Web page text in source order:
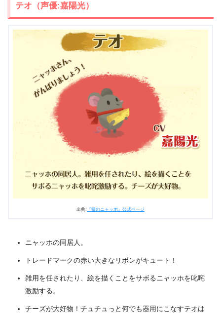
テオ（声優:嘉陽光）
出典: 『猫のニャッホ』公式ページ
ニャッホの同居人。
トレードマークの赤い大きなリボンがキュート！
雑用を任されたり、絵を描くことをサボるニャッホを叱咤
激励する。
チーズが大好物！チュチュっと何でも器用にこなすテオは